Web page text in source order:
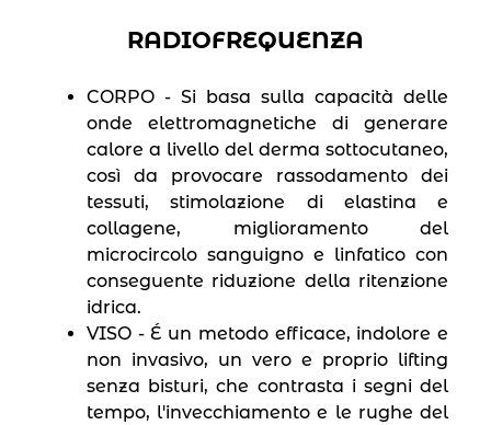
RADIOFREQUENZA
CORPO - Si basa sulla capacità delle
onde elettromagnetiche di generare
calore a livello del derma sottocutaneo,
così da provocare rassodamento dei
tessuti, stimolazione di elastina e
collagene, miglioramento del
microcircolo sanguigno e linfatico con
conseguente riduzione della ritenzione
idrica.
VISO - É un metodo efficace, indolore e
non invasivo, un vero e proprio lifting
senza bisturi, che contrasta i segni del
tempo, l′invecchiamento e le rughe del